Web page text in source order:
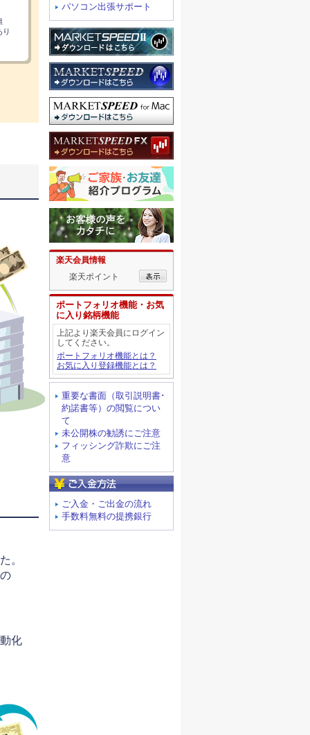
り
。
化
パソコン出張サポート
楽天会員情報
楽天ポイント
ポートフォリオ機能・お気
に入り銘柄機能
上記より楽天会員にログイン
してください。
ポートフォリオ機能とは？
お気に入り登録機能とは？
重要な書面（取引説明書･
約諾書等）の閲覧につい
て
未公開株の勧誘にご注意
フィッシング詐欺にご注
意
ご入金・ご出金の流れ
手数料無料の提携銀行